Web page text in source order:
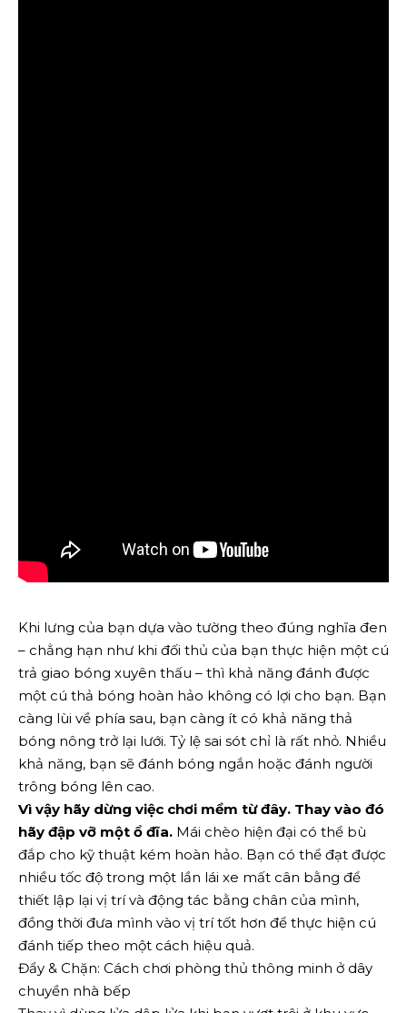
Khi lưng của bạn dựa vào tường theo đúng nghĩa đen
– chẳng hạn như khi đối thủ của bạn thực hiện một cú
trả giao bóng xuyên thấu – thì khả năng đánh được
một cú thả bóng hoàn hảo không có lợi cho bạn. Bạn
càng lùi về phía sau, bạn càng ít có khả năng thả
bóng nông trở lại lưới. Tỷ lệ sai sót chỉ là rất nhỏ. Nhiều
khả năng, bạn sẽ đánh bóng ngắn hoặc đánh người
trông bóng lên cao.
Vì vậy hãy dừng việc chơi mềm từ đây. Thay vào đó
hãy đập vỡ một ổ đĩa. Mái chèo hiện đại có thể bù
đắp cho kỹ thuật kém hoàn hảo. Bạn có thể đạt được
nhiều tốc độ trong một lần lái xe mất cân bằng để
thiết lập lại vị trí và động tác bằng chân của mình,
đồng thời đưa mình vào vị trí tốt hơn để thực hiện cú
đánh tiếp theo một cách hiệu quả.
Đẩy & Chặn: Cách chơi phòng thủ thông minh ở dây
chuyền nhà bếp